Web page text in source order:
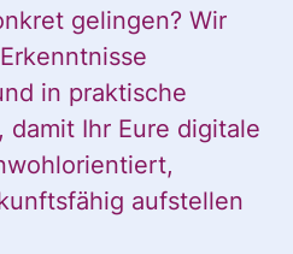
gelingen? Wir
in praktische
Ihr Eure digitale
aufstellen